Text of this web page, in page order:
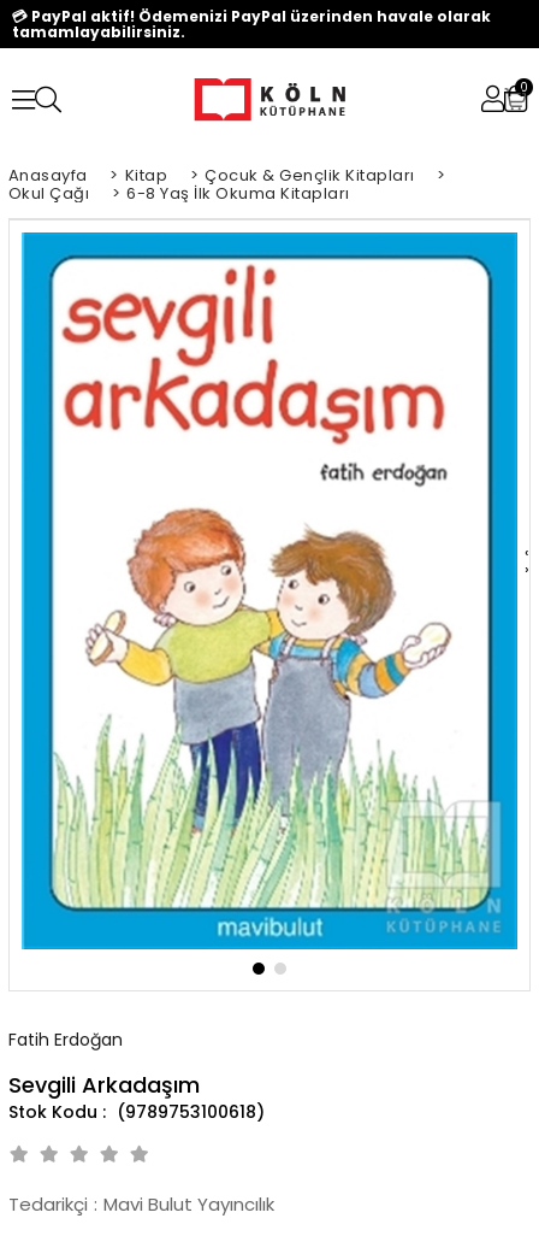
💳 PayPal aktif! Ödemenizi PayPal üzerinden havale olarak
tamamlayabilirsiniz.
0
Anasayfa > Kitap > Çocuk & Gençlik Kitapları >
Okul Çağı > 6-8 Yaş İlk Okuma Kitapları
‹
›
Fatih Erdoğan
Sevgili Arkadaşım
(9789753100618)
Tedarikçi : Mavi Bulut Yayıncılık